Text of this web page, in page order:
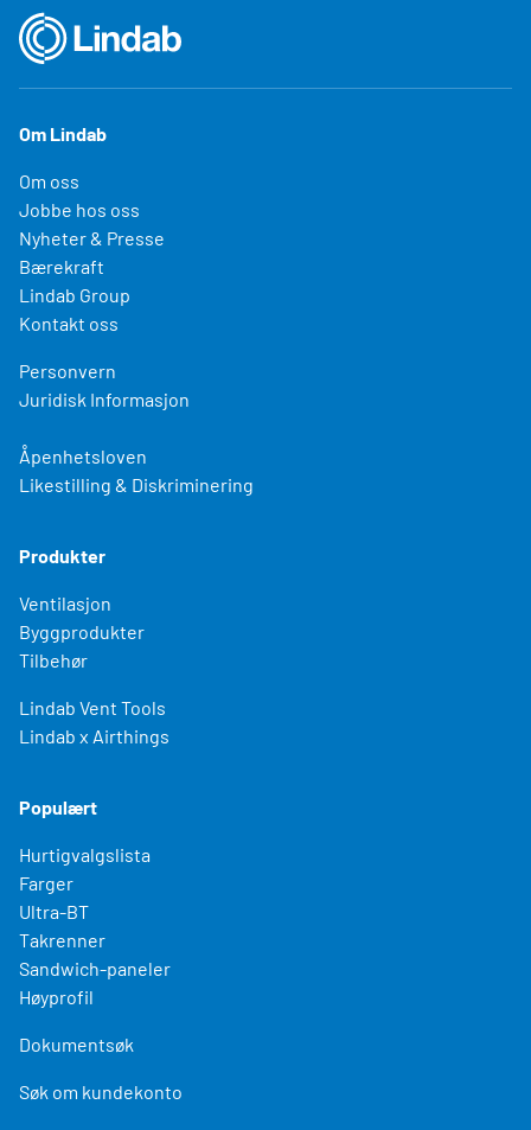
Om Lindab
Om oss
Jobbe hos oss
Nyheter & Presse
Bærekraft
Lindab Group
Kontakt oss
Personvern
Juridisk Informasjon
Åpenhetsloven
Likestilling & Diskriminering
Produkter
Ventilasjon
Byggprodukter
Tilbehør
Lindab Vent Tools
Lindab x Airthings
Populært
Hurtigvalgslista
Farger
Ultra-BT
Takrenner
Sandwich-paneler
Høyprofil
Dokumentsøk
Søk om kundekonto